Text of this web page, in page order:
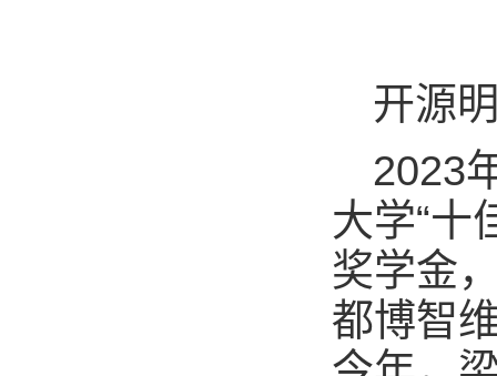
开源
2023
大学“十
奖学金
都博智